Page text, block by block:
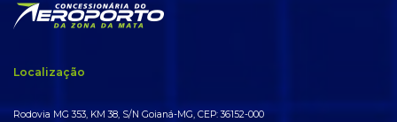
Localização
Rodovia MG 353, KM 38, S/N Goianá-MG, CEP: 36152-000